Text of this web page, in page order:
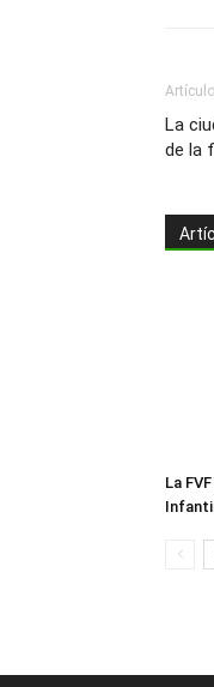
La
de la
La